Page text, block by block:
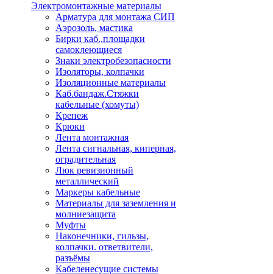
Электромонтажные материалы
Арматура для монтажа СИП
Аэрозоль, мастика
Бирки каб.,площадки
самоклеющиеся
Знаки электробезопасности
Изоляторы, колпачки
Изоляционные материалы
Каб.бандаж.Стяжки
кабельные (хомуты)
Крепеж
Крюки
Лента монтажная
Лента сигнальная, киперная,
оградительная
Люк ревизионный
металлический
Маркеры кабельные
Материалы для заземления и
молниезащита
Муфты
Наконечники, гильзы,
колпачки. ответвители,
разъёмы
Кабеленесущие системы